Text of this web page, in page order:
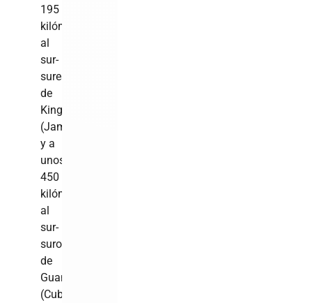
195
kilómetros
al
sur-
sureste
de
Kingston
(Jamaica)
y a
unos
450
kilómetros
al
sur-
suroeste
de
Guantánamo
(Cuba),